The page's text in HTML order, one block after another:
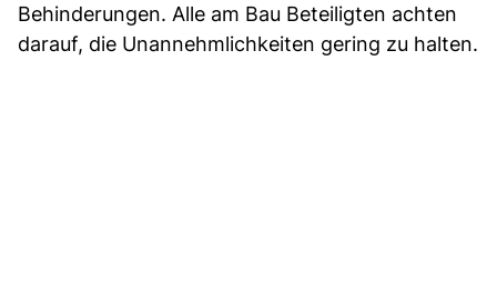
Behinderungen. Alle am Bau Beteiligten achten
darauf, die Unannehmlichkeiten gering zu halten.